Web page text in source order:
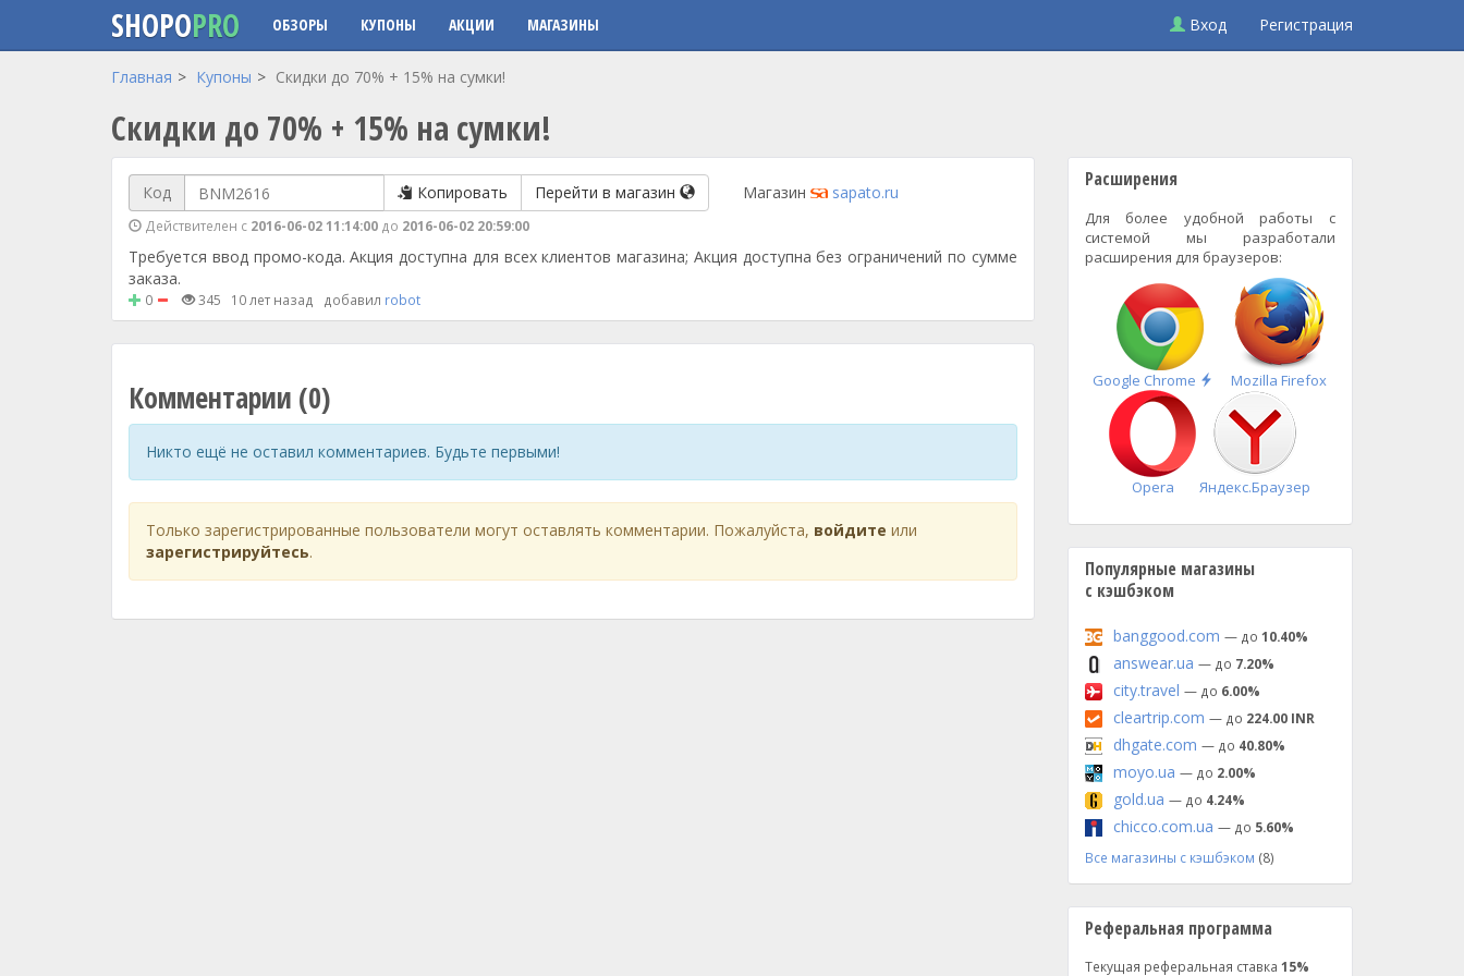
Перейти к основному содержанию
SHOPOPRO ОБЗОРЫ КУПОНЫ АКЦИИ МАГАЗИНЫ Вход Регистрация
Главная Купоны Скидки до 70% + 15% на сумки!
Скидки до 70% + 15% на сумки!
Код Копировать Перейти в магазин
Действителен с 2016-06-02 11:14:00 до 2016-06-02 20:59:00
Магазин sapato.ru
Требуется ввод промо-кода. Акция доступна для всех клиентов магазина; Акция доступна без ограничений по сумме
заказа.
0 345 10 лет назад добавил robot
Комментарии (0)
Никто ещё не оставил комментариев. Будьте первыми!
Только зарегистрированные пользователи могут оставлять комментарии. Пожалуйста, войдите или
зарегистрируйтесь.
Расширения
Для более удобной работы с
системой мы разработали
расширения для браузеров:
Google Chrome
Быстрая
установка
Mozilla Firefox
Opera Яндекс.Браузер
Популярные магазины
с кэшбэком
banggood.com — до 10.40%
answear.ua — до 7.20%
city.travel — до 6.00%
cleartrip.com — до 224.00 INR
dhgate.com — до 40.80%
moyo.ua — до 2.00%
gold.ua — до 4.24%
chicco.com.ua — до 5.60%
Все магазины с кэшбэком (8)
Реферальная программа
Текущая реферальная ставка 15%